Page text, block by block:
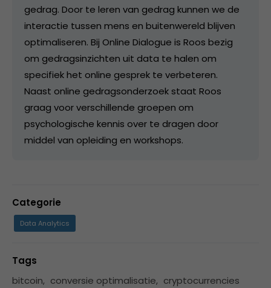
gedrag. Door te leren van gedrag kunnen we de
interactie tussen mens en buitenwereld blijven
optimaliseren. Bij Online Dialogue is Roos bezig
om gedragsinzichten uit data te halen om
specifiek het online gesprek te verbeteren.
Naast online gedragsonderzoek staat Roos
graag voor verschillende groepen om
psychologische kennis over te dragen door
middel van opleiding en workshops.
Categorie
Data Analytics
Tags
bitcoin, conversie optimalisatie, cryptocurrencies